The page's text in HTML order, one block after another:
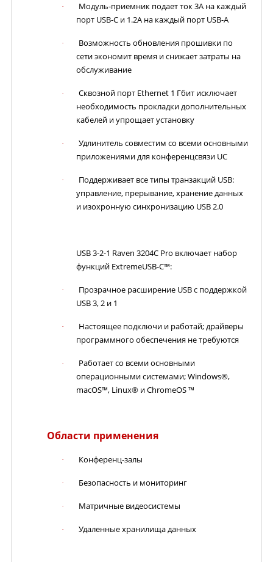
·
Модуль-приемник подает ток 3А на каждый
порт USB-C и 1.2А на каждый порт USB-A
·
Возможность обновления прошивки по
сети экономит время и снижает затраты на
обслуживание
·
Сквозной порт Ethernet 1 Гбит исключает
необходимость прокладки дополнительных
кабелей и упрощает установку
·
Удлинитель совместим со всеми основными
приложениями для конференцсвязи UC
· Поддерживает все типы транзакций USB:
управление, прерывание, хранение данных
и изохронную синхронизацию USB 2.0
USB 3-2-1 Raven 3204C Pro включает набор
функций ExtremeUSB-C™:
·
Прозрачное расширение USB с поддержкой
USB 3, 2 и 1
·
Настоящее подключи и работай; драйверы
программного обеспечения не требуются
·
Работает со всеми основными
операционными системами; Windows®,
macOS™, Linux® и ChromeOS ™
Области применения
· Конференц-залы
· Безопасность и мониторинг
· Матричные видеосистемы
· Удаленные хранилища данных